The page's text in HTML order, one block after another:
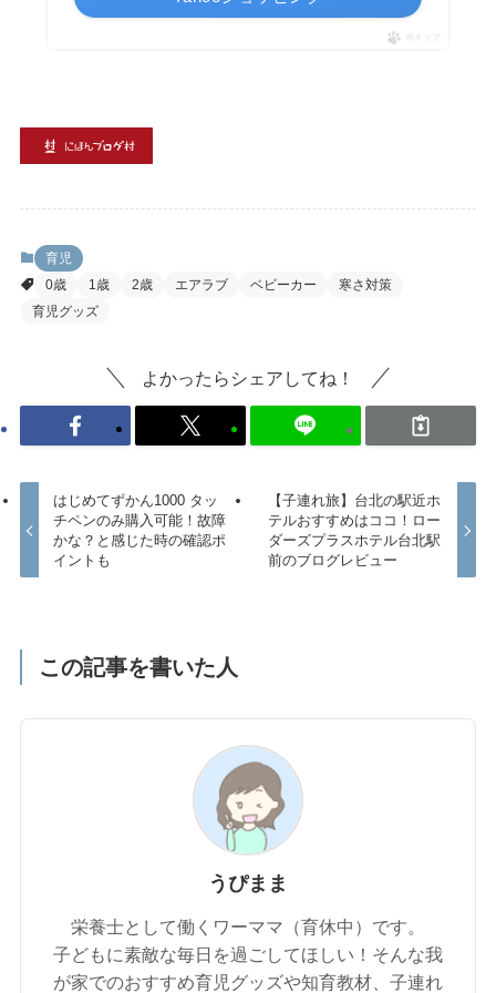
ポチップ
育児
0歳
1歳 2歳 エアラブ ベビーカー
寒さ対策
育児グッズ
よかったらシェアしてね！
はじめてずかん1000 タッ
チペンのみ購入可能！故障
かな？と感じた時の確認ポ
イントも
【子連れ旅】台北の駅近ホ
テルおすすめはココ！ロー
ダーズプラスホテル台北駅
前のブログレビュー
この記事を書いた人
うぴまま
栄養士として働くワーママ（育休中）です。
子どもに素敵な毎日を過ごしてほしい！そんな我
が家でのおすすめ育児グッズや知育教材、子連れ